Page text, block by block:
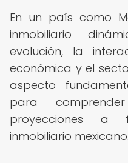
En un país como
inmobiliario
evolución, la
económica y el
aspecto
para
proyecciones a
inmobiliario mexicano.